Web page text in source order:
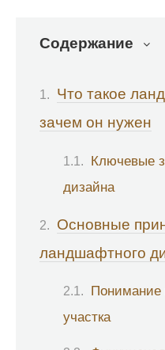
Содержание
Что такое
зачем он нужен
Ключевые
дизайна
Основные
ландшафтного
Понимание
участка